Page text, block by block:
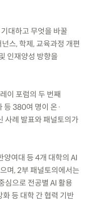
대하고 무엇을 바꿀
스, 학제, 교육과정 개편
인재양성 방향을
이 포럼의 두 번째
등 380여 명이 온·
사례 발표와 패널토의가
양여대 등 4개 대학의 AI
며, 2부 패널토의에서는
심으로 전공별 AI 활용
등 대학 간 협력 기반